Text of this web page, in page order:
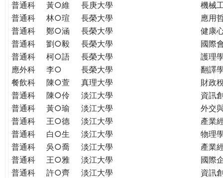
普通科 黃○維 長庚大學
機械
普通科
林○瑄 長榮大學
應用
普通科
鄭○涵 長榮大學
健康
普通科
劉○毅 長榮大學
國際
普通科
柯○語 長榮大學
護理
應外科
李○ 長榮大學
翻譯
餐飲科
陳○萱 真理大學
財政
普通科
陳○伶 淡江大學
資訊
普通科
黃○瑜 淡江大學
外交
普通科
王○德 淡江大學
產業
普通科
白○生 淡江大學
物理
普通科
吳○喬 淡江大學
產業
普通科
王○雅 淡江大學
國際
普通科
許○齊 淡江大學
資訊